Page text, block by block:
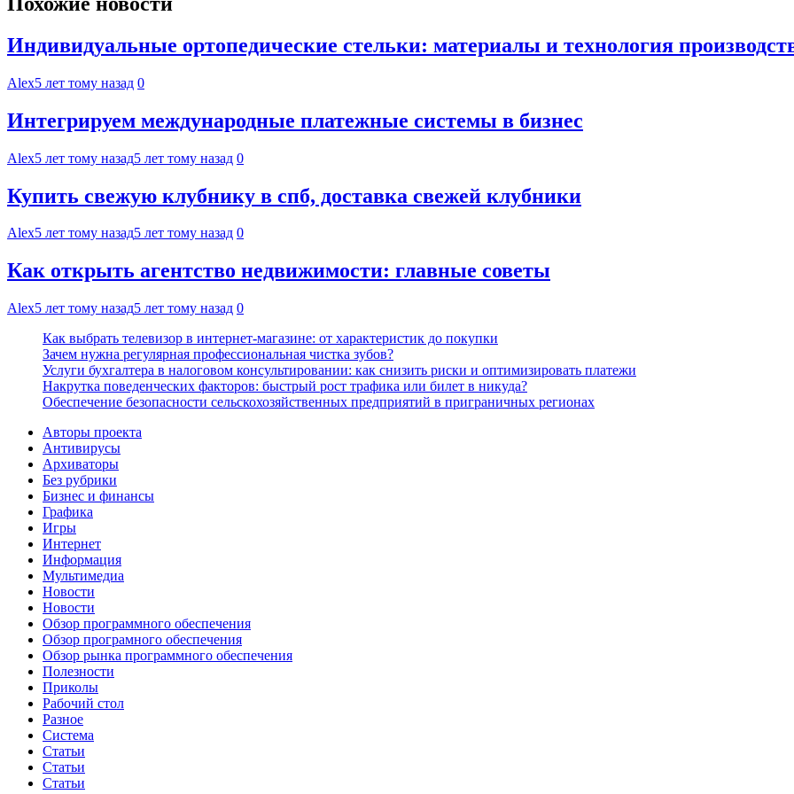
Индивидуальные ортопедические стельки: материалы и технология
Alex5 лет тому назад 0
Интегрируем международные платежные системы в бизнес
Alex5 лет тому назад5 лет тому назад 0
Купить свежую клубнику в спб, доставка свежей клубники
Alex5 лет тому назад5 лет тому назад 0
Как открыть агентство недвижимости: главные советы
Alex5 лет тому назад5 лет тому назад 0
Как выбрать телевизор в интернет-магазине: от характеристик до покупки
Зачем нужна регулярная профессиональная чистка зубов?
Услуги бухгалтера в налоговом консультировании: как снизить риски и оптимизировать платежи
Накрутка поведенческих факторов: быстрый рост трафика или билет в никуда?
Обеспечение безопасности сельскохозяйственных предприятий в приграничных регионах
Авторы проекта
Антивирусы
Архиваторы
Без рубрики
Бизнес и финансы
Графика
Игры
Интернет
Информация
Мультимедиа
Новости
Новости
Обзор программного обеспечения
Обзор програмного обеспечения
Обзор рынка программного обеспечения
Полезности
Приколы
Рабочий стол
Разное
Система
Статьи
Статьи
Статьи